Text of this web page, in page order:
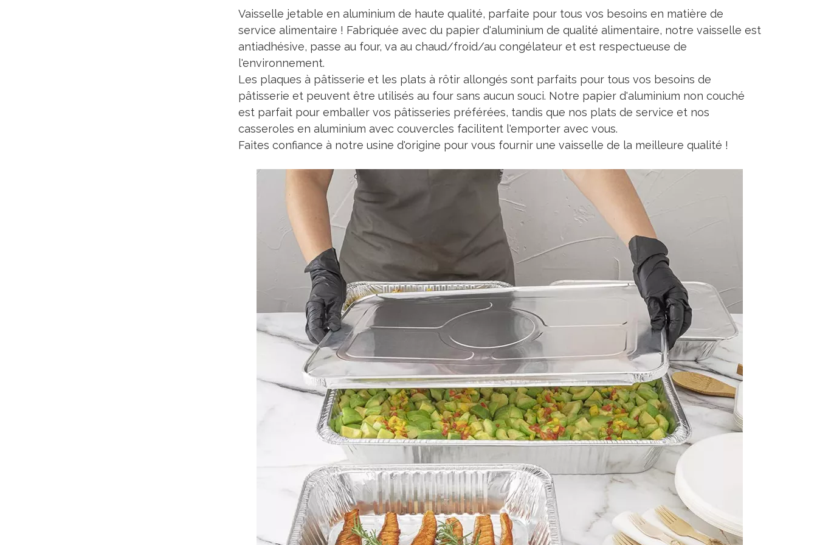
Vaisselle jetable en aluminium de haute qualité, parfaite pour tous vos besoins en matière de
service alimentaire ! Fabriquée avec du papier d'aluminium de qualité alimentaire, notre vaisselle est
antiadhésive, passe au four, va au chaud/froid/au congélateur et est respectueuse de
l'environnement.
Les plaques à pâtisserie et les plats à rôtir allongés sont parfaits pour tous vos besoins de
pâtisserie et peuvent être utilisés au four sans aucun souci. Notre papier d'aluminium non couché
est parfait pour emballer vos pâtisseries préférées, tandis que nos plats de service et nos
casseroles en aluminium avec couvercles facilitent l'emporter avec vous.
Faites confiance à notre usine d'origine pour vous fournir une vaisselle de la meilleure qualité !